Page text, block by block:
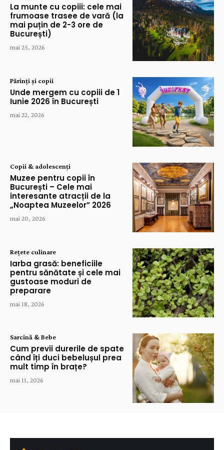
La munte cu copiii: cele mai
frumoase trasee de vară (la
mai puțin de 2-3 ore de
București)
mai 25, 2026
Părinți și copii
Unde mergem cu copiii de 1
Iunie 2026 în București
mai 22, 2026
Copii & adolescenți
Muzee pentru copii în
București – Cele mai
interesante atracții de la
„Noaptea Muzeelor” 2026
mai 20, 2026
Rețete culinare
Iarba grasă: beneficiile
pentru sănătate și cele mai
gustoase moduri de
preparare
mai 18, 2026
Sarcină & Bebe
Cum previi durerile de spate
când îți duci bebelușul prea
mult timp în brațe?
mai 11, 2026